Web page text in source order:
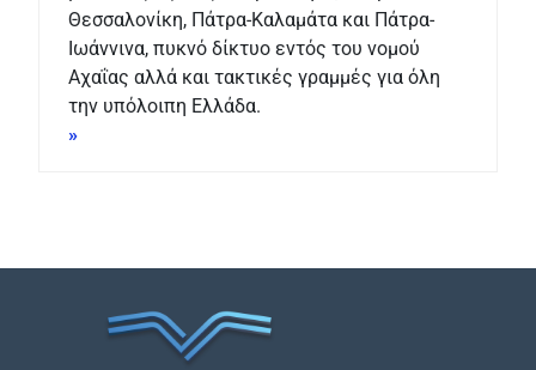
Θεσσαλονίκη, Πάτρα-Καλαμάτα και Πάτρα-
Ιωάννινα, πυκνό δίκτυο εντός του νομού
Αχαΐας αλλά και τακτικές γραμμές για όλη
την υπόλοιπη Ελλάδα.
»